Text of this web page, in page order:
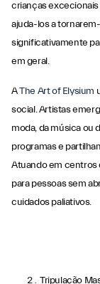
crianças
ajuda-los a
significativamente
em geral.
AThe Art of Elysium
social. Artistas
moda, da música ou
programas e
Atuando em centros
para pessoas sem
cuidados paliativos.
Tripulação